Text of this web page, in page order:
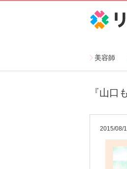
美容師
『山口
2015/08/